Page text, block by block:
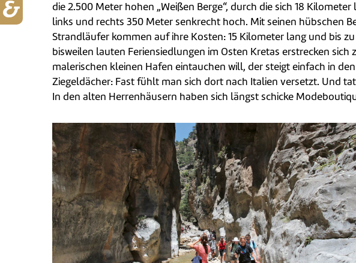
die 2.500 Meter hohen „Weißen Berge“, durch die sich 18
links und rechts 350 Meter senkrecht hoch. Mit seinen hübschen
Strandläufer kommen auf ihre Kosten: 15 Kilometer lang und bis
bisweilen lauten Feriensiedlungen im Osten Kretas erstrecken
malerischen kleinen Hafen eintauchen will, der steigt einfach in
Ziegeldächer: Fast fühlt man sich dort nach Italien versetzt. Und
In den alten Herrenhäusern haben sich längst schicke